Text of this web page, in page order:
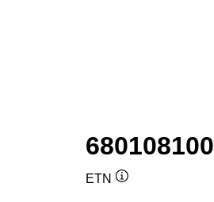
680108100
ETN